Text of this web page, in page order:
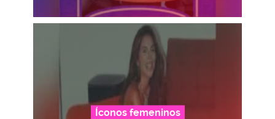
Íconos femeninos